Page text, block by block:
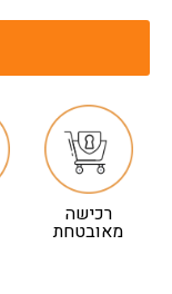
רכישה
מאובטחת